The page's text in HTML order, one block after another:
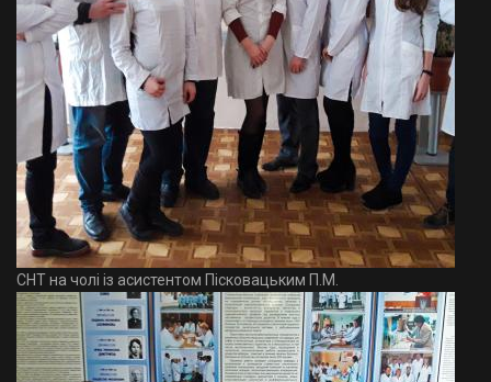
СНТ на чолі із асистентом Пісковацьким П.М.